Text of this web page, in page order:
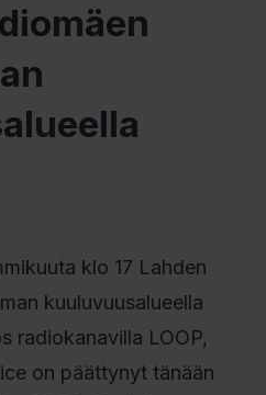
klo 17 Lahden
kuuluvuusalueella
radiokanavilla LOOP,
on päättynyt tänään